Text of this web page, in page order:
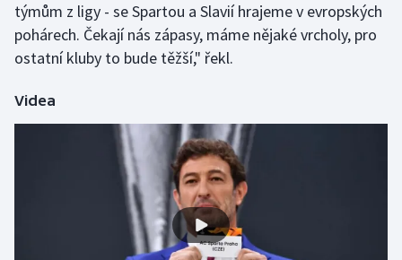
týmům z ligy - se Spartou a Slavií hrajeme v evropských
pohárech. Čekají nás zápasy, máme nějaké vrcholy, pro
ostatní kluby to bude těžší," řekl.
Videa